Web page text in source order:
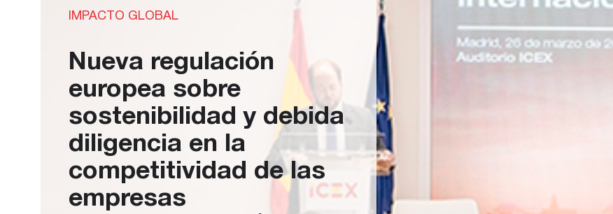
IMPACTO GLOBAL
Nueva regulación
europea sobre
sostenibilidad y debida
diligencia en la
competitividad de las
empresas